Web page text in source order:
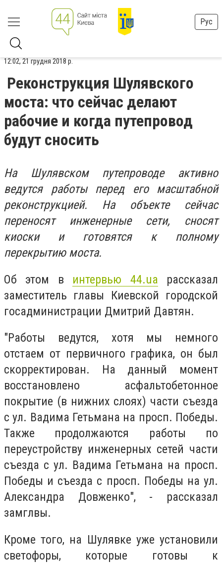
Рус
12:02, 21 грудня 2018 р.
Реконструкция Шулявского
моста: что сейчас делают
рабочие и когда путепровод
будут сносить
На Шулявском путепроводе активно
ведутся работы перед его масштабной
реконструкцией. На объекте сейчас
переносят инженерные сети, сносят
киоски и готовятся к полному
перекрытию моста.
Об этом в интервью 44.ua рассказал
заместитель главы Киевской городской
госадминистрации Дмитрий Давтян.
"Работы ведутся, хотя мы немного
отстаем от первичного графика, он был
скорректирован. На данный момент
восстановлено асфальтобетонное
покрытие (в нижних слоях) части съезда
с ул. Вадима Гетьмана на просп. Победы.
Также продолжаются работы по
переустройству инженерных сетей части
съезда с ул. Вадима Гетьмана на просп.
Победы и съезда с просп. Победы на ул.
Александра Довженко", - рассказал
замглвы.
Кроме того, на Шулявке уже установили
светофоры, которые готовы к